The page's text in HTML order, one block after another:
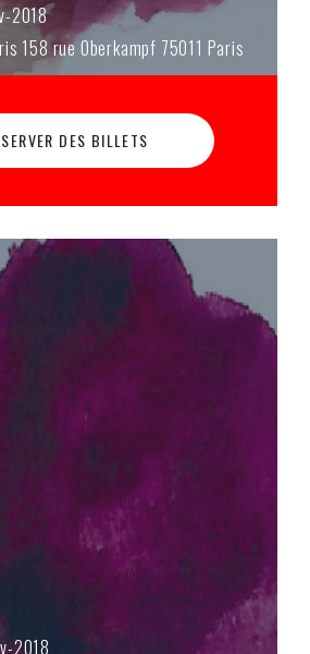
2018
158 rue Oberkampf 75011 Paris
DES BILLETS
2018